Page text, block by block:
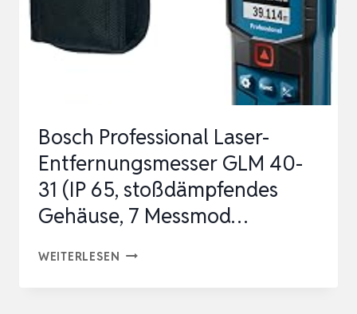
Bosch Professional Laser-
Entfernungsmesser GLM 40-
31 (IP 65, stoßdämpfendes
Gehäuse, 7 Messmod…
WEITERLESEN BOSCH